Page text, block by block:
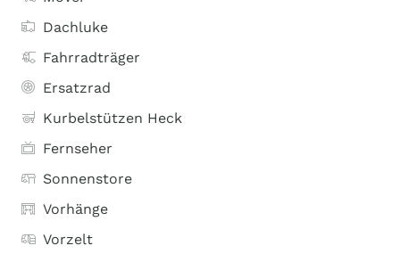
Dachluke
Fahrradträger
Ersatzrad
Kurbelstützen Heck
Fernseher
Sonnenstore
Vorhänge
Vorzelt